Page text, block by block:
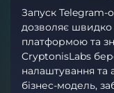
Запуск Telegram-
дозволяє швидко
платформою та
CryptonisLabs
налаштування та
бізнес-модель,